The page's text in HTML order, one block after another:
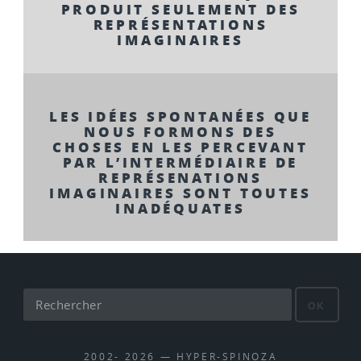
PRODUIT SEULEMENT DES
REPRÉSENTATIONS
IMAGINAIRES
LES IDÉES SPONTANÉES QUE
NOUS FORMONS DES
CHOSES EN LES PERCEVANT
PAR L’INTERMÉDIAIRE DE
REPRÉSENATIONS
IMAGINAIRES SONT TOUTES
INADÉQUATES
OK
2002- 2026 — HYPER-SPINOZA